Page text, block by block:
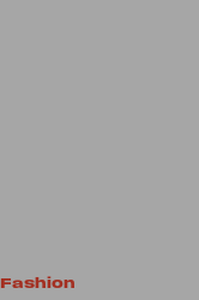
Fashion